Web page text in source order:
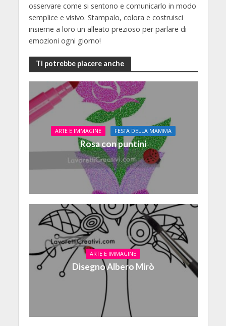
osservare come si sentono e comunicarlo in modo
semplice e visivo. Stampalo, colora e costruisci
insieme a loro un alleato prezioso per parlare di
emozioni ogni giorno!
Ti potrebbe piacere anche
ARTE E IMMAGINE FESTA DELLA MAMMA
Rosa con puntini
ARTE E IMMAGINE
Disegno Albero Mirò